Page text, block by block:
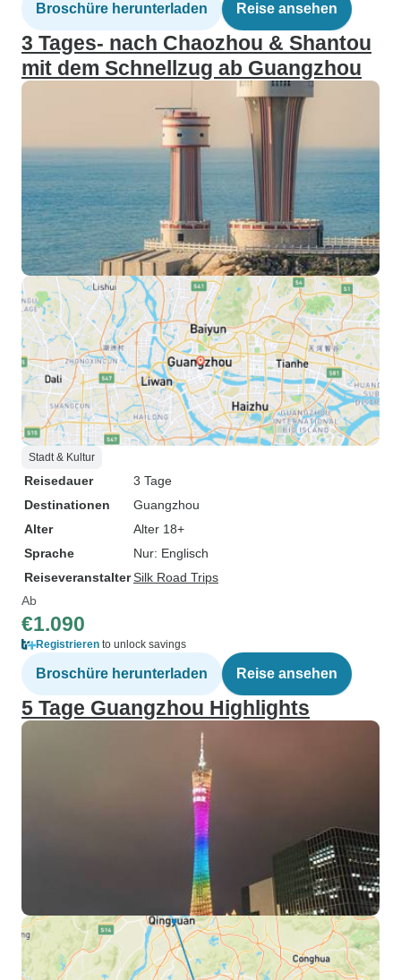
Broschüre herunterladen Reise ansehen
3 Tages- nach Chaozhou & Shantou
mit dem Schnellzug ab Guangzhou
Stadt & Kultur
Reisedauer
3 Tage
Destinationen
Guangzhou
Alter
Alter 18+
Sprache
Nur: Englisch
ReiseveranstalterSilk Road Trips
Ab
€1.090
Registrieren to unlock savings
Broschüre herunterladen Reise ansehen
5 Tage Guangzhou Highlights